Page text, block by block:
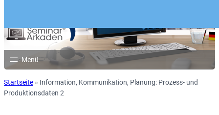
Startseite » Information, Kommunikation, Planung: Prozess- und
Produktionsdaten 2